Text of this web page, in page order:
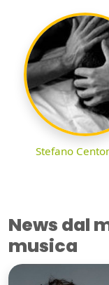
Stefano
News dal
musica